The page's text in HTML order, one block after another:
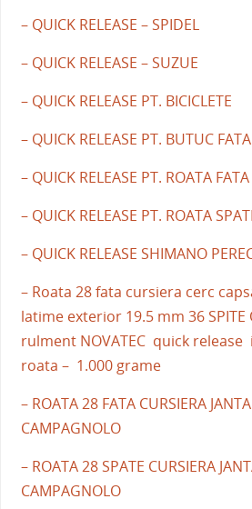
– QUICK RELEASE – SPIDEL
– QUICK RELEASE – SUZUE
– QUICK RELEASE PT. BICICLETE
– QUICK RELEASE PT. BUTUC
– QUICK RELEASE PT. ROATA
– QUICK RELEASE PT. ROATA
– QUICK RELEASE SHIMANO
– Roata 28 fata cursiera cerc
latime exterior 19.5 mm 36 SPITE
rulment NOVATEC quick
roata – 1.000 grame
– ROATA 28 FATA CURSIERA
CAMPAGNOLO
– ROATA 28 SPATE CURSIERA
CAMPAGNOLO